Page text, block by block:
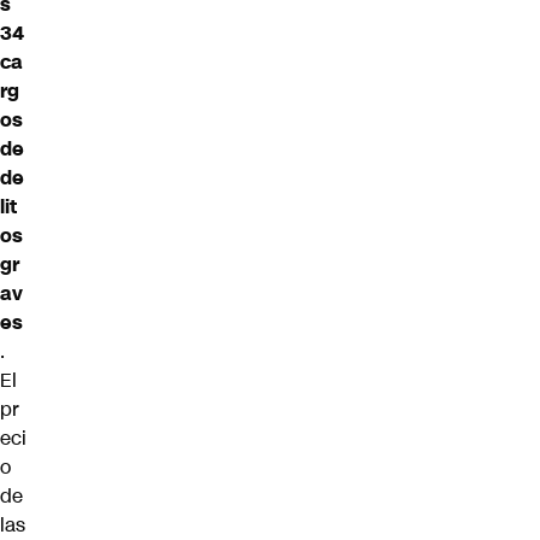
34
ca
rg
os
de
de
lit
os
gr
av
es
.
El
pr
eci
o
de
las